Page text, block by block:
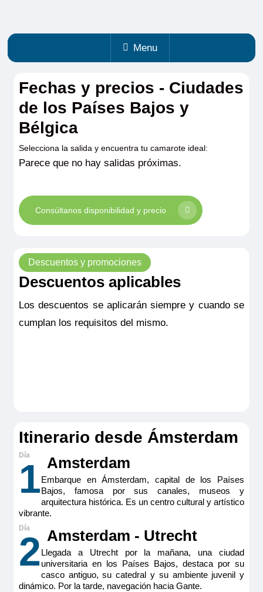
Menu
Fechas y precios - Ciudades
de los Países Bajos y
Bélgica
Selecciona la salida y encuentra tu camarote ideal:
Parece que no hay salidas próximas.
Consúltanos disponibilidad y precio
Descuentos y promociones
Descuentos aplicables
Los descuentos se aplicarán siempre y cuando se
cumplan los requisitos del mismo.
Itinerario desde Ámsterdam
1 Amsterdam
Embarque en Ámsterdam, capital de los Países
Bajos, famosa por sus canales, museos y
arquitectura histórica. Es un centro cultural y artístico
vibrante.
2 Amsterdam - Utrecht
Llegada a Utrecht por la mañana, una ciudad
universitaria en los Países Bajos, destaca por su
casco antiguo, su catedral y su ambiente juvenil y
dinámico. Por la tarde, navegación hacia Gante.